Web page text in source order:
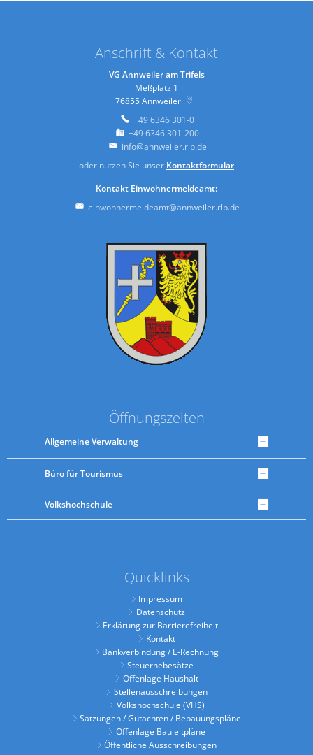
Anschrift & Kontakt
VG Annweiler am Trifels
Meßplatz 1
76855Annweiler
+49 6346 301-0
+49 6346 301-200
info@annweiler.rlp.de
oder nutzen Sie unser Kontaktformular
Kontakt Einwohnermeldeamt:
einwohnermeldeamt@annweiler.rlp.de
Öffnungszeiten
Allgemeine Verwaltung
Büro für Tourismus
Volkshochschule
Quicklinks
Impressum
Datenschutz
Erklärung zur Barrierefreiheit
Kontakt
Bankverbindung / E-Rechnung
Steuerhebesätze
Offenlage Haushalt
Stellenausschreibungen
Volkshochschule (VHS)
Satzungen / Gutachten / Bebauungspläne
Offenlage Bauleitpläne
Öffentliche Ausschreibungen